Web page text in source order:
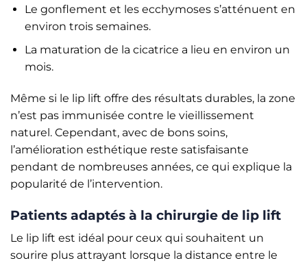
Le gonflement et les ecchymoses s’atténuent en
environ trois semaines.
La maturation de la cicatrice a lieu en environ un
mois.
Même si le lip lift offre des résultats durables, la zone
n’est pas immunisée contre le vieillissement
naturel. Cependant, avec de bons soins,
l’amélioration esthétique reste satisfaisante
pendant de nombreuses années, ce qui explique la
popularité de l’intervention.
Patients adaptés à la chirurgie de lip lift
Le lip lift est idéal pour ceux qui souhaitent un
sourire plus attrayant lorsque la distance entre le